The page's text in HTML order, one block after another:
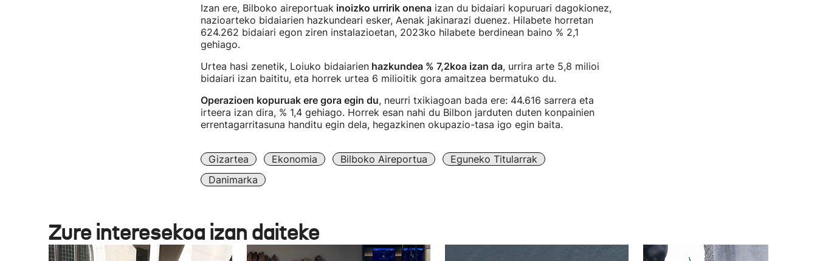
Izan ere, Bilboko aireportuakinoizko urririk onenaizan du bidaiari kopuruari dagokionez,
nazioarteko bidaiarien hazkundeari esker, Aenak jakinarazi duenez. Hilabete horretan
624.262 bidaiari egon ziren instalazioetan, 2023ko hilabete berdinean baino % 2,1
gehiago.
Urtea hasi zenetik, Loiuko bidaiarienhazkundea % 7,2koa izan da, urrira arte 5,8 milioi
bidaiari izan baititu, eta horrek urtea 6 milioitik gora amaitzea bermatuko du.
Operazioen kopuruak ere gora egin du, neurri txikiagoan bada ere: 44.616 sarrera eta
irteera izan dira, % 1,4 gehiago. Horrek esan nahi du Bilbon jarduten duten konpainien
errentagarritasuna handitu egin dela, hegazkinen okupazio-tasa igo egin baita.
Gizartea Ekonomia Bilboko Aireportua
Eguneko Titularrak
Danimarka
Zure interesekoa izan daiteke